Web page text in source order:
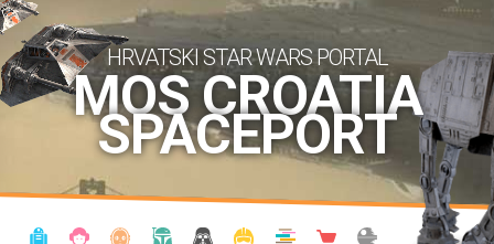
HRVATSKI STAR WARS PORTAL
MOS CROATIA
SPACEPORT